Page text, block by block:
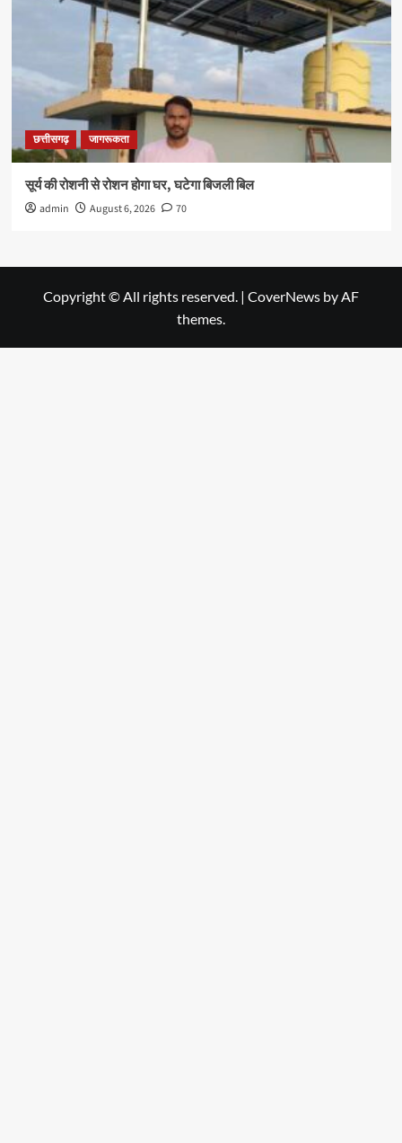
छत्तीसगढ़ जागरूकता
सूर्य की रोशनी से रोशन होगा घर, घटेगा बिजली बिल
admin August 6, 2026 70
Copyright © All rights reserved. | CoverNews by AF
themes.